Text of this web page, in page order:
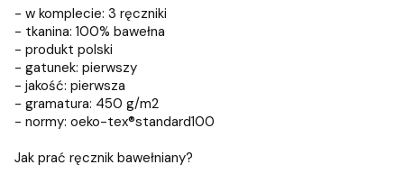
- w komplecie: 3 ręczniki
- tkanina: 100% bawełna
- produkt polski
- gatunek: pierwszy
- jakość: pierwsza
- gramatura: 450 g/m2
- normy: oeko-tex®standard100
Jak prać ręcznik bawełniany?